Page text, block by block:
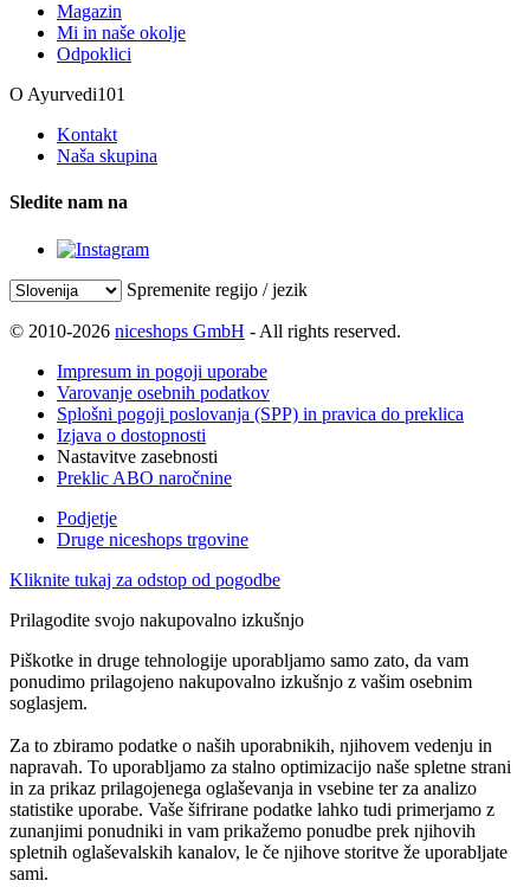
Magazin
Mi in naše okolje
Odpoklici
O Ayurvedi101
Kontakt
Naša skupina
Sledite nam na
Spremenite regijo / jezik
© 2010-2026 niceshops GmbH - All rights reserved.
Impresum in pogoji uporabe
Varovanje osebnih podatkov
Splošni pogoji poslovanja (SPP) in pravica do preklica
Izjava o dostopnosti
Nastavitve zasebnosti
Preklic ABO naročnine
Podjetje
Druge niceshops trgovine
Kliknite tukaj za odstop od pogodbe
Prilagodite svojo nakupovalno izkušnjo
Piškotke in druge tehnologije uporabljamo samo zato, da vam
ponudimo prilagojeno nakupovalno izkušnjo z vašim osebnim
soglasjem.
Za to zbiramo podatke o naših uporabnikih, njihovem vedenju in
napravah. To uporabljamo za stalno optimizacijo naše spletne strani
in za prikaz prilagojenega oglaševanja in vsebine ter za analizo
statistike uporabe. Vaše šifrirane podatke lahko tudi primerjamo z
zunanjimi ponudniki in vam prikažemo ponudbe prek njihovih
spletnih oglaševalskih kanalov, le če njihove storitve že uporabljate
sami.